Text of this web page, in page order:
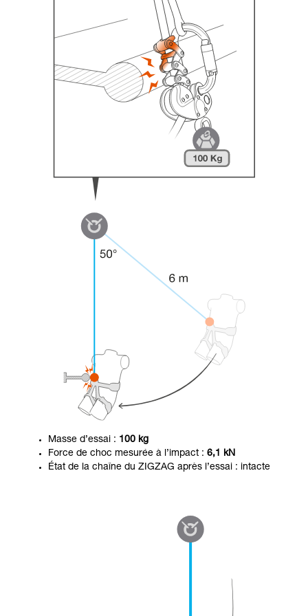
Masse d’essai : 100 kg
Force de choc mesurée à l’impact : 6,1 kN
État de la chaîne du ZIGZAG après l’essai : intacte